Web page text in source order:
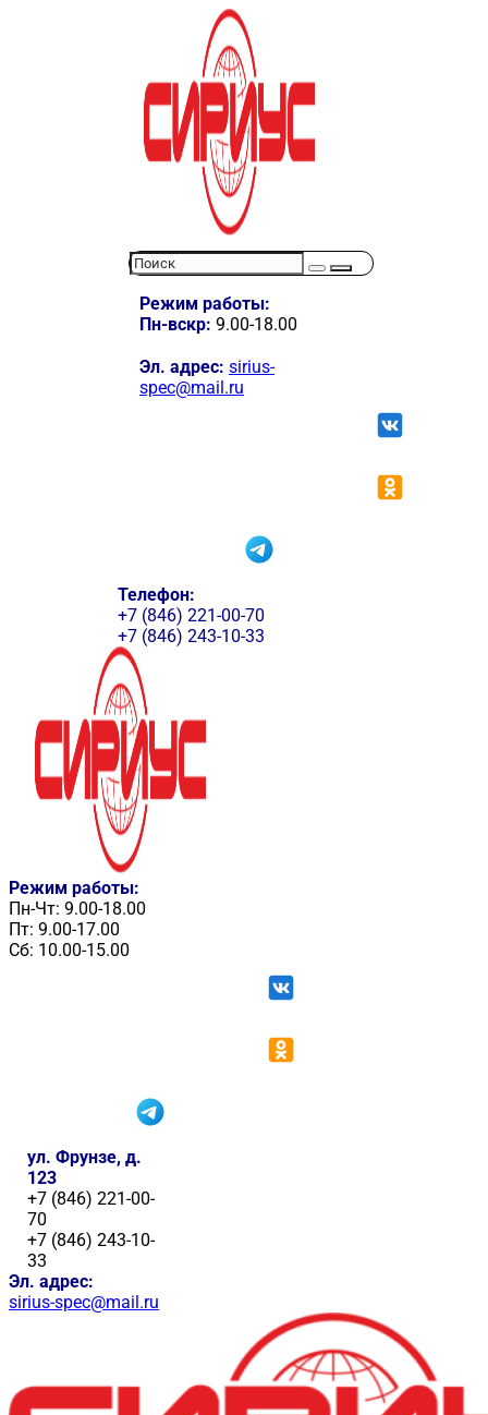
Режим работы:
Пн-вскр: 9.00-18.00
Эл. адрес: sirius-
spec@mail.ru
Телефон:
+7 (846) 221-00-70
+7 (846) 243-10-33
Режим работы:
Пн-Чт: 9.00-18.00
Пт: 9.00-17.00
Сб: 10.00-15.00
ул. Фрунзе, д.
123
+7 (846) 221-00-
70
+7 (846) 243-10-
33
Эл. адрес:
sirius-spec@mail.ru